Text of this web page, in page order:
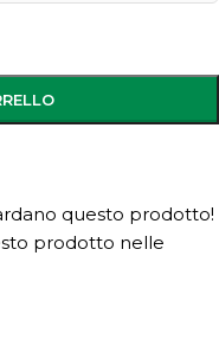
questo prodotto!
prodotto nelle